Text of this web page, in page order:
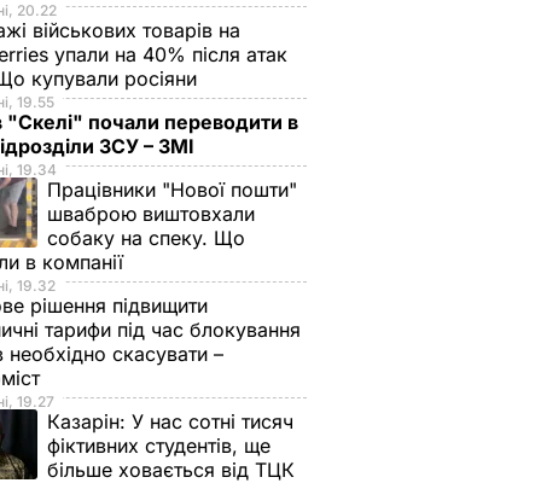
20.22
військових товарів на
упали на 40% після атак
купували росіяни
19.55
"Скелі" почали переводити в
ЗСУ – ЗМІ
19.34
Працівники "Нової пошти"
шваброю виштовхали
собаку на спеку. Що
в компанії
19.32
рішення підвищити
тарифи під час блокування
необхідно скасувати –
19.27
Казарін: У нас сотні тисяч
фіктивних студентів, ще
більше ховається від ТЦК